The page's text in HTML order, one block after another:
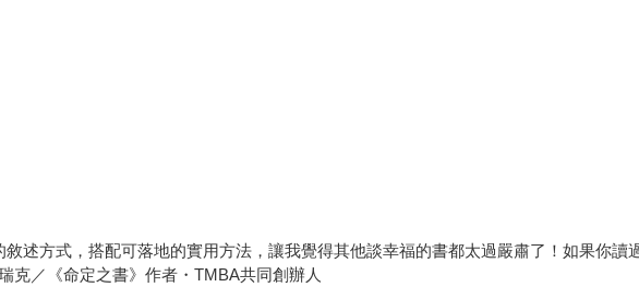
述方式，搭配可落地的實用方法，讓我覺得其他談幸福的書都太過嚴肅了！如果你讀
克／《命定之書》作者・TMBA共同創辦人